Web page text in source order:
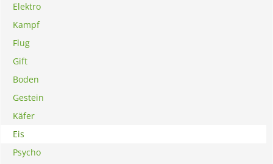
Elektro
Kampf
Flug
Gift
Boden
Gestein
Käfer
Eis
Psycho